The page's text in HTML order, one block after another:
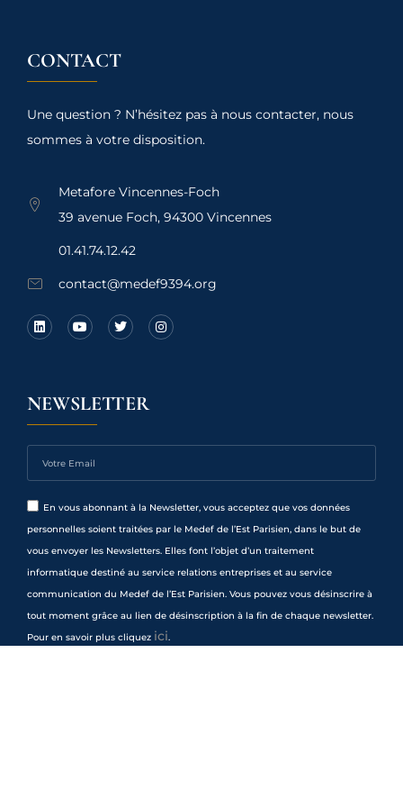
CONTACT
Une question ? N’hésitez pas à nous contacter, nous
sommes à votre disposition.
Metafore Vincennes-Foch
39 avenue Foch, 94300 Vincennes
01.41.74.12.42
contact@medef9394.org
NEWSLETTER
En vous abonnant à la Newsletter, vous acceptez que vos données
personnelles soient traitées par le Medef de l’Est Parisien, dans le but de
vous envoyer les Newsletters. Elles font l’objet d’un traitement
informatique destiné au service relations entreprises et au service
communication du Medef de l’Est Parisien. Vous pouvez vous désinscrire à
tout moment grâce au lien de désinscription à la fin de chaque newsletter.
Pour en savoir plus cliquez ici.